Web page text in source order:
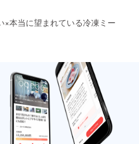
本当に望まれている冷凍ミー